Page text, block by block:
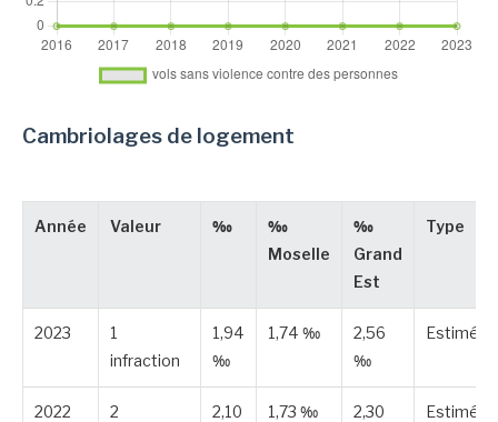
Cambriolages de logement
Année Valeur ‰
‰
Moselle
‰
Grand
Est
Type
2023
1
infraction
1,94
‰
1,74 ‰
2,56
‰
Estimée
2022
2
2,10
1,73 ‰
2,30
Estimée